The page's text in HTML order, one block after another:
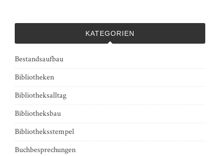
KATEGORIEN
Bestandsaufbau
Bibliotheken
Bibliotheksalltag
Bibliotheksbau
Bibliotheksstempel
Buchbesprechungen